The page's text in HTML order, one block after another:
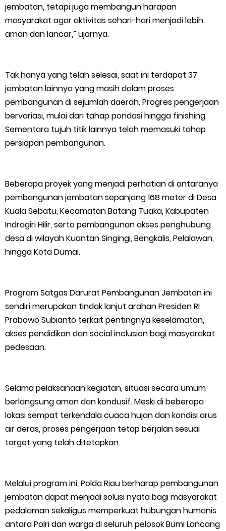
jembatan, tetapi juga membangun harapan
masyarakat agar aktivitas sehari-hari menjadi lebih
aman dan lancar,” ujarnya.
Tak hanya yang telah selesai, saat ini terdapat 37
jembatan lainnya yang masih dalam proses
pembangunan di sejumlah daerah. Progres pengerjaan
bervariasi, mulai dari tahap pondasi hingga finishing.
Sementara tujuh titik lainnya telah memasuki tahap
persiapan pembangunan.
Beberapa proyek yang menjadi perhatian di antaranya
pembangunan jembatan sepanjang 168 meter di Desa
Kuala Sebatu, Kecamatan Batang Tuaka, Kabupaten
Indragiri Hilir, serta pembangunan akses penghubung
desa di wilayah Kuantan Singingi, Bengkalis, Pelalawan,
hingga Kota Dumai.
Program Satgas Darurat Pembangunan Jembatan ini
sendiri merupakan tindak lanjut arahan Presiden RI
Prabowo Subianto terkait pentingnya keselamatan,
akses pendidikan dan social inclusion bagi masyarakat
pedesaan.
Selama pelaksanaan kegiatan, situasi secara umum
berlangsung aman dan kondusif. Meski di beberapa
lokasi sempat terkendala cuaca hujan dan kondisi arus
air deras, proses pengerjaan tetap berjalan sesuai
target yang telah ditetapkan.
Melalui program ini, Polda Riau berharap pembangunan
jembatan dapat menjadi solusi nyata bagi masyarakat
pedalaman sekaligus memperkuat hubungan humanis
antara Polri dan warga di seluruh pelosok Bumi Lancang